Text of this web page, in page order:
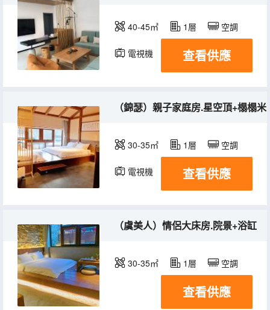
40-45㎡ 1層 空調
電視機 查看供應
（錦瑟）親子家庭房.星空頂+榻榻米
30-35㎡ 1層 空調
電視機 查看供應
（虞美人）情侶大床房.院景+浴缸
30-35㎡ 1層 空調
查看供應